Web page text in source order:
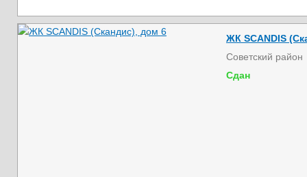
ЖК SCANDIS
Советский район
Сдан